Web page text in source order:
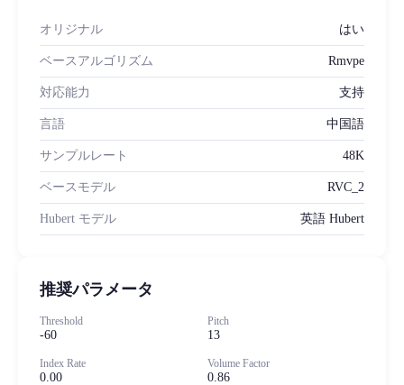
オリジナル はい
ベースアルゴリズム Rmvpe
対応能力 支持
言語 中国語
サンプルレート 48K
ベースモデル RVC_2
Hubert モデル 英語 Hubert
推奨パラメータ
Threshold
-60
Pitch
13
Index Rate
0.00
Volume Factor
0.86